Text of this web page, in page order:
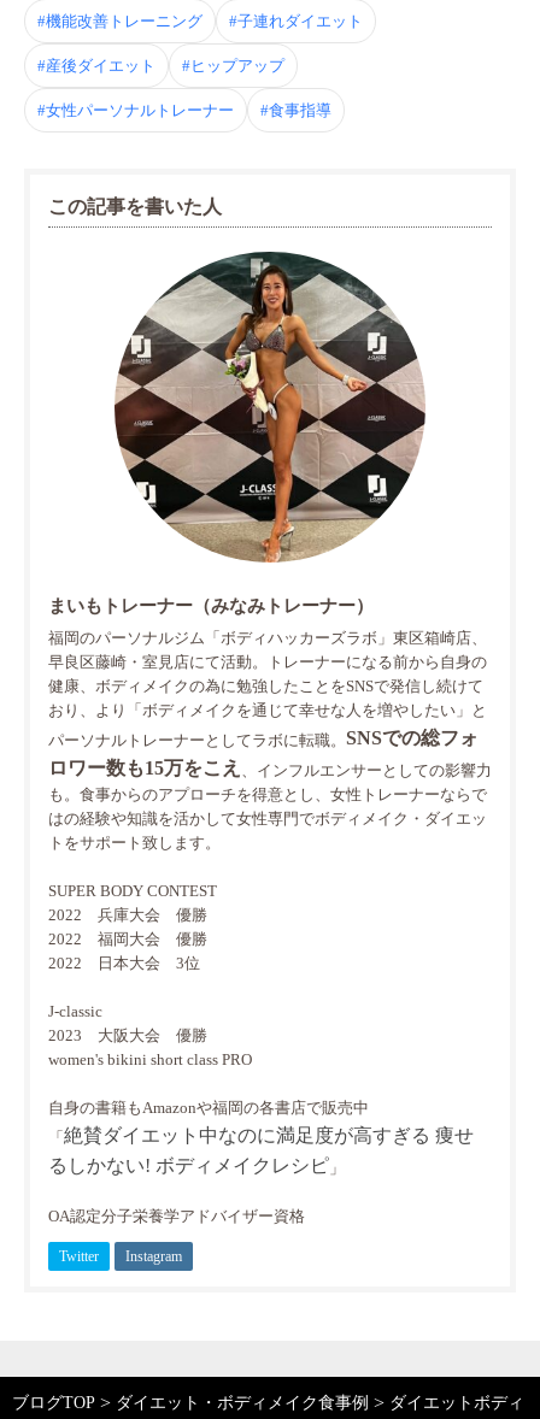
#機能改善トレーニング #子連れダイエット
#産後ダイエット #ヒップアップ
#女性パーソナルトレーナー #食事指導
この記事を書いた人
まいもトレーナー（みなみトレーナー）
福岡のパーソナルジム「ボディハッカーズラボ」東区箱崎店、
早良区藤崎・室見店にて活動。トレーナーになる前から自身の
健康、ボディメイクの為に勉強したことをSNSで発信し続けて
おり、より「ボディメイクを通じて幸せな人を増やしたい」と
パーソナルトレーナーとしてラボに転職。 SNSでの総フォ
ロワー数も15万をこえ
、インフルエンサーとしての影響力
も。食事からのアプローチを得意とし、女性トレーナーならで
はの経験や知識を活かして女性専門でボディメイク・ダイエッ
トをサポート致します。
SUPER BODY CONTEST
2022 兵庫大会 優勝
2022 福岡大会 優勝
2022 日本大会 3位
J-classic
2023 大阪大会 優勝
women's bikini short class PRO
自身の書籍もAmazonや福岡の各書店で販売中
「 絶賛ダイエット中なのに満足度が高すぎる 痩せ
るしかない! ボディメイクレシピ 」
OA認定分子栄養学アドバイザー資格
Twitter Instagram
ブログTOP > ダイエット・ボディメイク食事例 > ダイエットボディ